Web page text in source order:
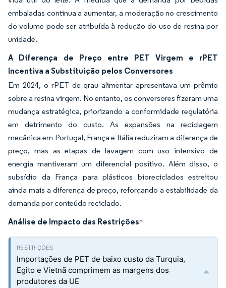
embaladas continua a aumentar, a moderação no crescimento
do volume pode ser atribuída à redução do uso de resina por
unidade.
A Diferença de Preço entre PET Virgem e rPET
Incentiva a Substituição pelos Conversores
Em 2024, o rPET de grau alimentar apresentava um prêmio
sobre a resina virgem. No entanto, os conversores fizeram uma
mudança estratégica, priorizando a conformidade regulatória
em detrimento do custo. As expansões na reciclagem
mecânica em Portugal, França e Itália reduziram a diferença de
preço, mas as etapas de lavagem com uso intensivo de
energia mantiveram um diferencial positivo. Além disso, o
subsídio da França para plásticos bioreciclados estreitou
ainda mais a diferença de preço, reforçando a estabilidade da
demanda por conteúdo reciclado.
Análise de Impacto das Restrições*
Importações de PET de baixo custo da Turquia,
Egito e Vietnã comprimem as margens dos
produtores da UE